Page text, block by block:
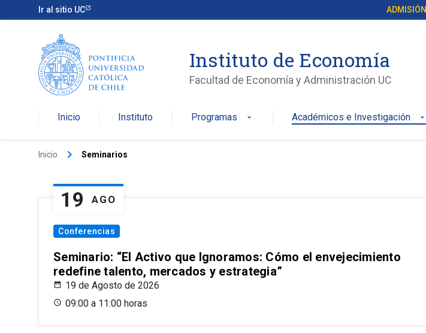
Ir al sitio UC ADMISIÓN
Instituto de Economía
Facultad de Economía y Administración UC
Inicio Instituto Programas arrow_drop_down Académicos e Investigación arrow_drop_down
Inicio keyboard_arrow_right Seminarios
19 AGO
Conferencias
Seminario: “El Activo que Ignoramos: Cómo el envejecimiento
redefine talento, mercados y estrategia”
19 de Agosto de 2026
09:00 a 11:00 horas